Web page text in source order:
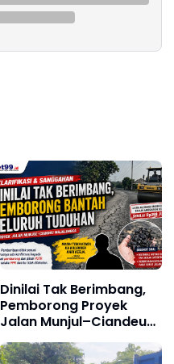
Dinilai Tak Berimbang,
Pemborong Proyek
Jalan Munjul–Ciandeu
Akhirnya Buka Suara